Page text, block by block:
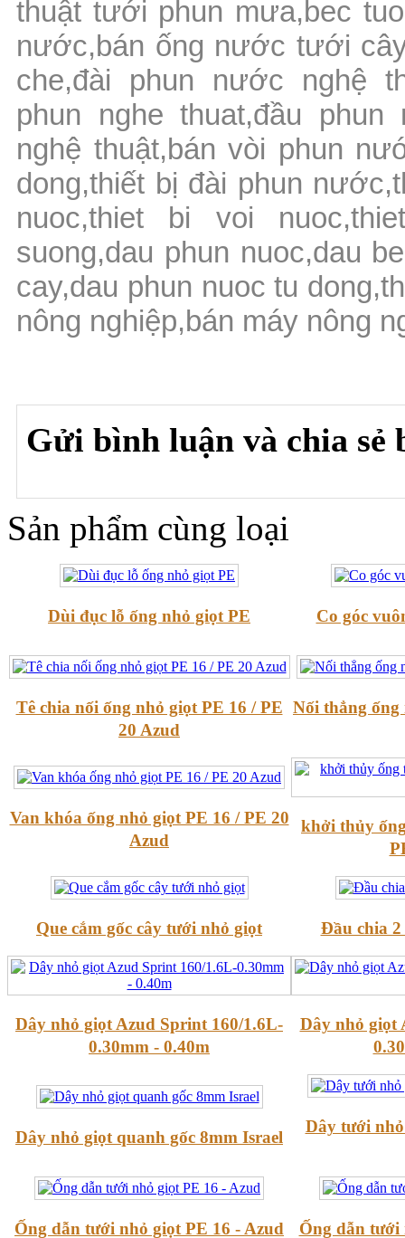
thuật tưới phun mưa,bec
nước,bán ống nước tưới
che,đài phun nước nghệ
phun nghe thuat,đầu
nghệ thuật,bán vòi phun
dong,thiết bị đài phun
nuoc,thiet bi voi
suong,dau phun nuoc,dau
cay,dau phun nuoc tu
nông nghiệp,bán máy nông
Gửi bình luận và chia sẻ
Sản phẩm cùng loại
Dùi đục lỗ ống nhỏ giọt PE Co góc
Tê chia nối ống nhỏ giọt PE 16 / PE
20 Azud
Nối thẳng ống
Van khóa ống nhỏ giọt PE 16 / PE 20
Azud
khởi thủy
Que cắm gốc cây tưới nhỏ giọt Đầu chia
Dây nhỏ giọt Azud Sprint 160/1.6L-
0.30mm - 0.40m
Dây nhỏ giọt
Dây nhỏ giọt quanh gốc 8mm Israel
Dây tưới
Ống dẫn tưới nhỏ giọt PE 16 - Azud Ống dẫn tưới